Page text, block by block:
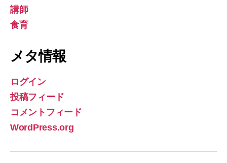
講師
食育
メタ情報
ログイン
投稿フィード
コメントフィード
WordPress.org